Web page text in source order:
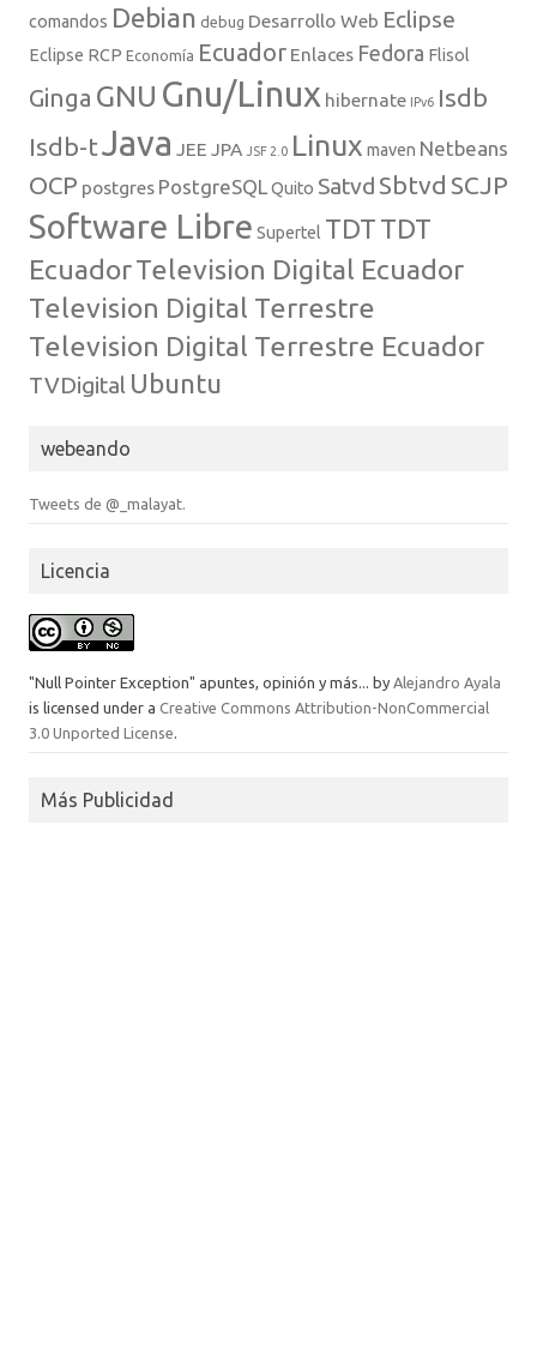
comandos Debian debug Desarrollo Web Eclipse
Eclipse RCP Economía Ecuador Enlaces Fedora Flisol
Ginga GNU Gnu/Linux hibernate IPv6 Isdb
Isdb-tJava JEE JPA JSF 2.0 Linux maven Netbeans
OCP postgres PostgreSQLQuito Satvd Sbtvd SCJP
Software Libre Supertel TDT TDT
EcuadorTelevision Digital Ecuador
Television Digital Terrestre
Television Digital Terrestre Ecuador
TVDigital Ubuntu
webeando
Tweets de @_malayat.
Licencia
"Null Pointer Exception" apuntes, opinión y más... by Alejandro Ayala
is licensed under a Creative Commons Attribution-NonCommercial
3.0 Unported License.
Más Publicidad